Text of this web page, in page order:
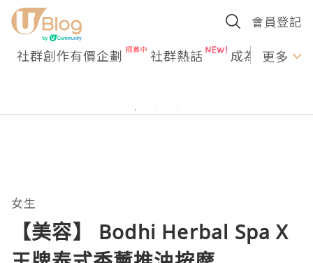
會員登記
社群創作有價企劃 社群熱話 成為U更多
女生
【美容】 Bodhi Herbal Spa X